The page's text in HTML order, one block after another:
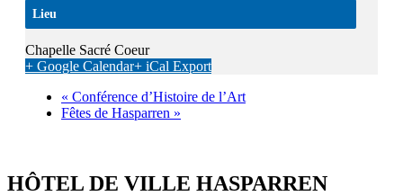
Lieu
Chapelle Sacré Coeur
+ Google Calendar+ iCal Export
« Conférence d’Histoire de l’Art
Fêtes de Hasparren »
HÔTEL DE VILLE HASPARREN